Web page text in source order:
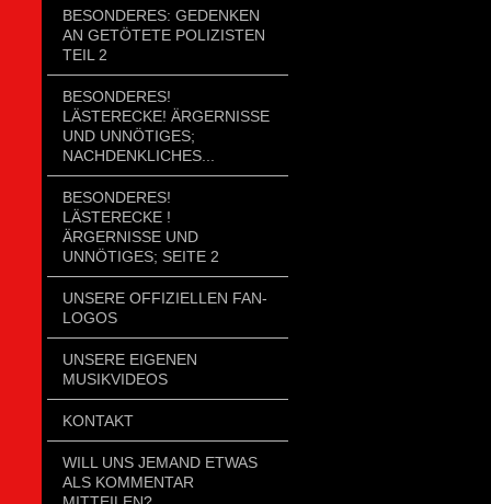
BESONDERES: GEDENKEN
AN GETÖTETE POLIZISTEN
TEIL 2
BESONDERES!
LÄSTERECKE! ÄRGERNISSE
UND UNNÖTIGES;
NACHDENKLICHES...
BESONDERES!
LÄSTERECKE !
ÄRGERNISSE UND
UNNÖTIGES; SEITE 2
UNSERE OFFIZIELLEN FAN-
LOGOS
UNSERE EIGENEN
MUSIKVIDEOS
KONTAKT
WILL UNS JEMAND ETWAS
ALS KOMMENTAR